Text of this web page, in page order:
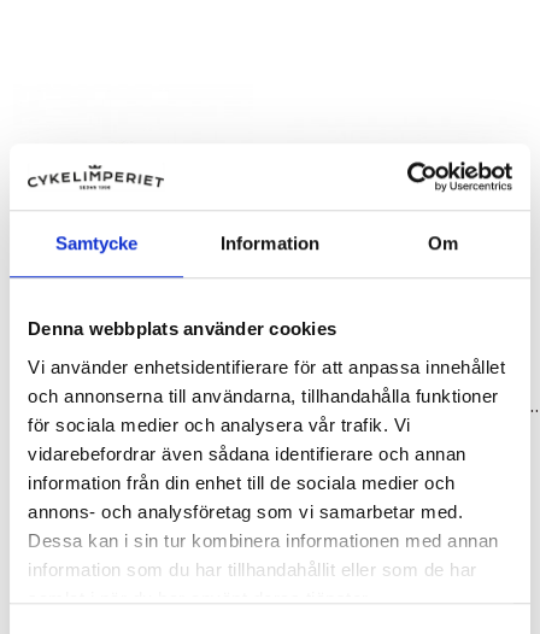
Samtycke Information Om
Denna webbplats använder cookies
Vi använder enhetsidentifierare för att anpassa innehållet
och annonserna till användarna, tillhandahålla funktioner
för sociala medier och analysera vår trafik. Vi
vidarebefordrar även sådana identifierare och annan
information från din enhet till de sociala medier och
annons- och analysföretag som vi samarbetar med.
Dessa kan i sin tur kombinera informationen med annan
information som du har tillhandahållit eller som de har
samlat i när du har använt deras tjänster.
Universalhållare för mobil, gps mfl
349,00 kr
Tillbehör & Reservdelar
359,00 kr